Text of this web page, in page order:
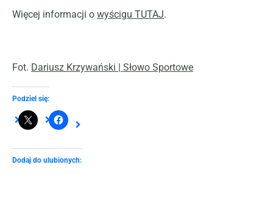
Więcej informacji o wyścigu TUTAJ.
Fot. Dariusz Krzywański | Słowo Sportowe
Podziel się:
Dodaj do ulubionych: